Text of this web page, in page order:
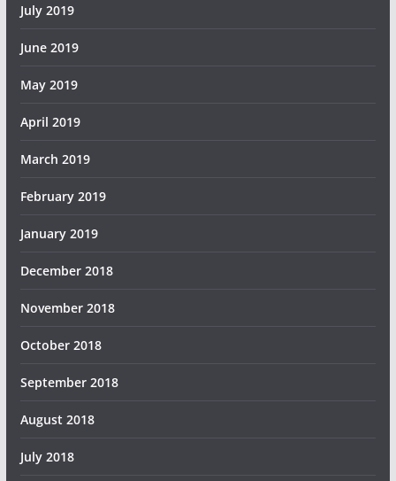
July 2019
June 2019
May 2019
April 2019
March 2019
February 2019
January 2019
December 2018
November 2018
October 2018
September 2018
August 2018
July 2018